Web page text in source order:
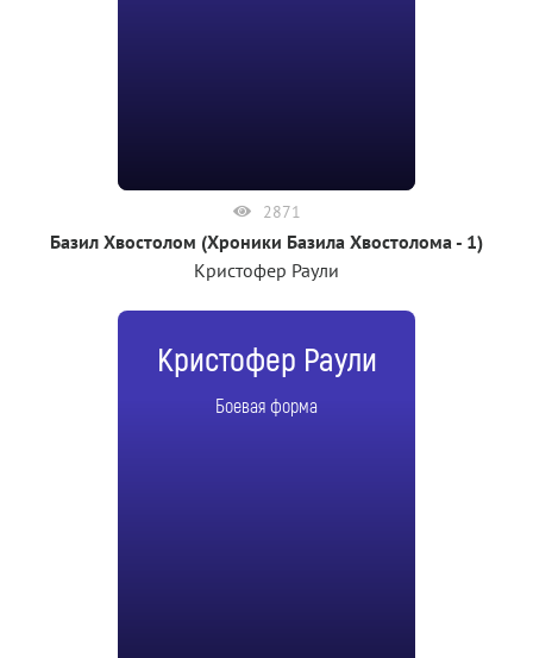
2871
Базил Хвостолом (Хроники Базила Хвостолома - 1)
Кристофер Раули
Кристофер Раули
Боевая форма